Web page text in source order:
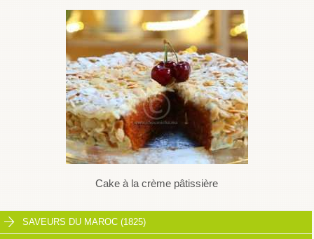
Cake à la crème pâtissière
SAVEURS DU MAROC (1825)